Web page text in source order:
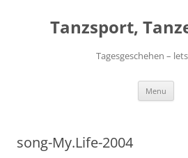
contentTanzsport,
Tagesgeschehen –
Menu
song-My.Life-2004